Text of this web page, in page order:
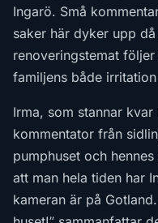
Ingarö. Små
saker här dyker upp
renoveringstemat
familjens både
Irma, som stannar
kommentator från
pumphuset och
att man hela tiden har
kameran är på